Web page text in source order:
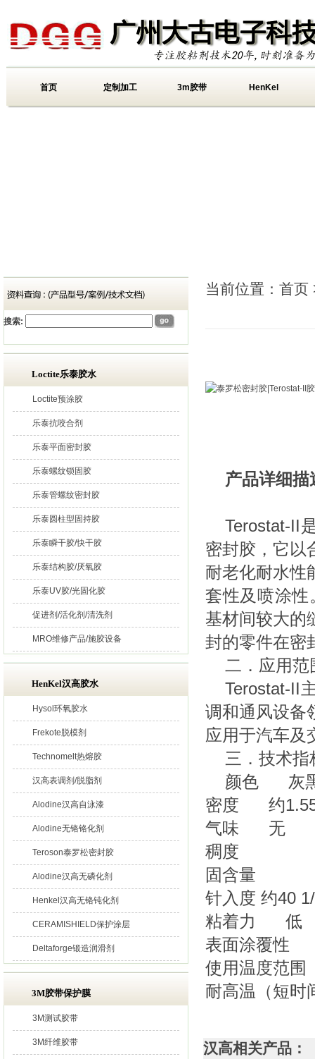
首页 定制加工 3m胶带 HenKel
搜索:
Loctite乐泰胶水
Loctite预涂胶
乐泰抗咬合剂
乐泰平面密封胶
乐泰螺纹锁固胶
乐泰管螺纹密封胶
乐泰圆柱型固持胶
乐泰瞬干胶/快干胶
乐泰结构胶/厌氧胶
乐泰UV胶/光固化胶
促进剂/活化剂/清洗剂
MRO维修产品/施胶设备
HenKel汉高胶水
Hysol环氧胶水
Frekote脱模剂
Technomelt热熔胶
汉高表调剂/脱脂剂
Alodine汉高自泳漆
Alodine无铬铬化剂
Teroson泰罗松密封胶
Alodine汉高无磷化剂
Henkel汉高无铬钝化剂
CERAMISHIELD保护涂层
Deltaforge锻造润滑剂
3M胶带保护膜
3M测试胶带
3M纤维胶带
当前位置： 首页
产品详细描
Terostat-II
密封胶，它以
耐老化耐水性
套性及喷涂性
基材间较大的
封的零件在密
二．应用范
Terostat-II
调和通风设备
应用于汽车及
三．技术指
颜色 灰
密度 约
气味 无
稠度
固含量
针入度 约40
粘着力 低
表面涂覆
使用温度
耐高温（短
汉高相关产品：